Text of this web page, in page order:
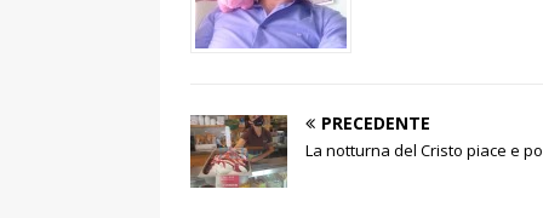
PRECEDENTE
La notturna del Cristo piace e